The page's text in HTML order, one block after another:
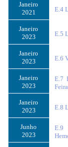
Janeiro
2021
E.4
Janeiro
2023
E.5
Janeiro
2023
E.6
Janeiro
2023
E.7
Janeiro
2023
E.8
Junho
2023
E.9